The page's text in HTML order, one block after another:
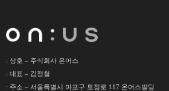
: 상호 – 주식회사 온어스
: 대표 – 김정철
: 주소 – 서울특별시 마포구 토정로 117 온어스빌딩